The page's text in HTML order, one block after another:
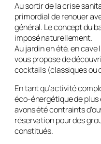
Au sortir de la crise
primordial de renouer
général. Le concept du
imposé naturellement.
Au jardin en été, en cave
vous propose de
cocktails (classiques ou
En tant qu’activité
éco-énergétique de plus
avons été contraints
réservation pour des
constitués.